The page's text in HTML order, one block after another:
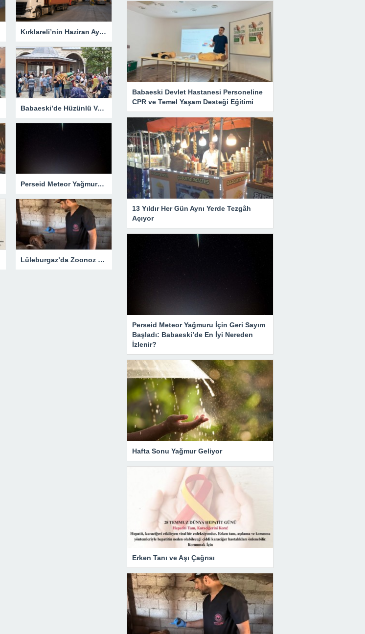
Kırklareli’nin Haziran Ayı İhracatı 17,2 Milyon Dolar Olarak Gerçekleşti
Babaeski’de Hüzünlü Veda
Perseid Meteor Yağmuru İçin Geri Sayım Başladı: Babaeski’de En İyi Nereden İzlenir?
Lüleburgaz’da Zoonoz Hastalıklara Karşı Aşılama Seferberliği
Babaeski Devlet Hastanesi Personeline
CPR ve Temel Yaşam Desteği Eğitimi
13 Yıldır Her Gün Aynı Yerde Tezgâh
Açıyor
Perseid Meteor Yağmuru İçin Geri Sayım
Başladı: Babaeski’de En İyi Nereden
İzlenir?
Hafta Sonu Yağmur Geliyor
Erken Tanı ve Aşı Çağrısı